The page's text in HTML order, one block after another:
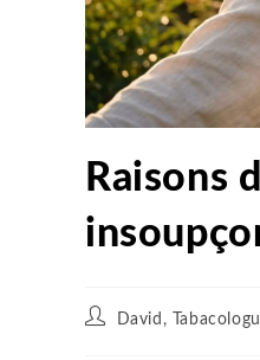
Raisons
David,